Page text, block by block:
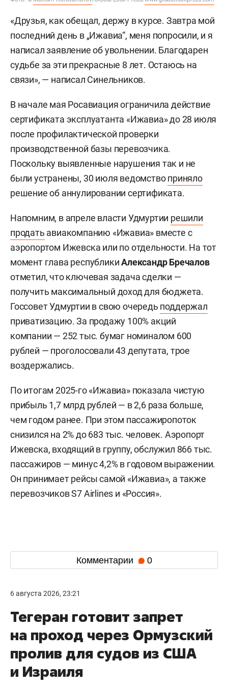
«Друзья, как обещал, держу в курсе. Завтра мой
последний день в „Ижавиа“, меня попросили, и я
написал заявление об увольнении. Благодарен
судьбе за эти прекрасные 8 лет. Остаюсь на
связи», — написал Синельников.
В начале мая Росавиация ограничила действие
сертификата эксплуатанта «Ижавиа» до 28 июля
после профилактической проверки
производственной базы перевозчика.
Поскольку выявленные нарушения так и не
были устранены, 30 июля ведомствоприняло
решение об аннулировании сертификата.
Напомним, в апреле власти Удмуртии решили
продать авиакомпанию «Ижавиа» вместе с
аэропортом Ижевска или по отдельности. На тот
момент глава республикиАлександр Бречалов
отметил, что ключевая задача сделки —
получить максимальный доход для бюджета.
Госсовет Удмуртии в свою очередь поддержал
приватизацию. За продажу 100% акций
компании — 252 тыс. бумаг номиналом 600
рублей — проголосовали 43 депутата, трое
воздержались.
По итогам 2025-го «Ижавиа» показала чистую
прибыль 1,7 млрд рублей — в 2,6 раза больше,
чем годом ранее. При этом пассажиропоток
снизился на 2% до 683 тыс. человек. Аэропорт
Ижевска, входящий в группу, обслужил 866 тыс.
пассажиров — минус 4,2% в годовом выражении.
Он принимает рейсы самой «Ижавиа», а также
перевозчиков S7 Airlines и «Россия».
Комментарии 0
6 августа 2026, 23:21
Тегеран готовит запрет
на проход через Ормузский
пролив для судов из США
и Израиля